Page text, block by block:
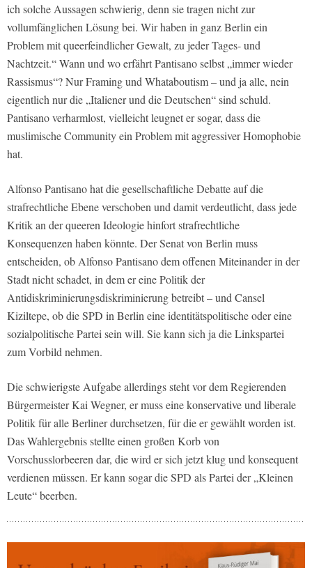
ich solche Aussagen schwierig, denn sie tragen nicht zur
vollumfänglichen Lösung bei. Wir haben in ganz Berlin ein
Problem mit queerfeindlicher Gewalt, zu jeder Tages- und
Nachtzeit.“ Wann und wo erfährt Pantisano selbst „immer wieder
Rassismus“? Nur Framing und Whataboutism – und ja alle, nein
eigentlich nur die „Italiener und die Deutschen“ sind schuld.
Pantisano verharmlost, vielleicht leugnet er sogar, dass die
muslimische Community ein Problem mit aggressiver Homophobie
hat.
Alfonso Pantisano hat die gesellschaftliche Debatte auf die
strafrechtliche Ebene verschoben und damit verdeutlicht, dass jede
Kritik an der queeren Ideologie hinfort strafrechtliche
Konsequenzen haben könnte. Der Senat von Berlin muss
entscheiden, ob Alfonso Pantisano dem offenen Miteinander in der
Stadt nicht schadet, in dem er eine Politik der
Antidiskriminierungsdiskriminierung betreibt – und Cansel
Kiziltepe, ob die SPD in Berlin eine identitätspolitische oder eine
sozialpolitische Partei sein will. Sie kann sich ja die Linkspartei
zum Vorbild nehmen.
Die schwierigste Aufgabe allerdings steht vor dem Regierenden
Bürgermeister Kai Wegner, er muss eine konservative und liberale
Politik für alle Berliner durchsetzen, für die er gewählt worden ist.
Das Wahlergebnis stellte einen großen Korb von
Vorschusslorbeeren dar, die wird er sich jetzt klug und konsequent
verdienen müssen. Er kann sogar die SPD als Partei der „Kleinen
Leute“ beerben.